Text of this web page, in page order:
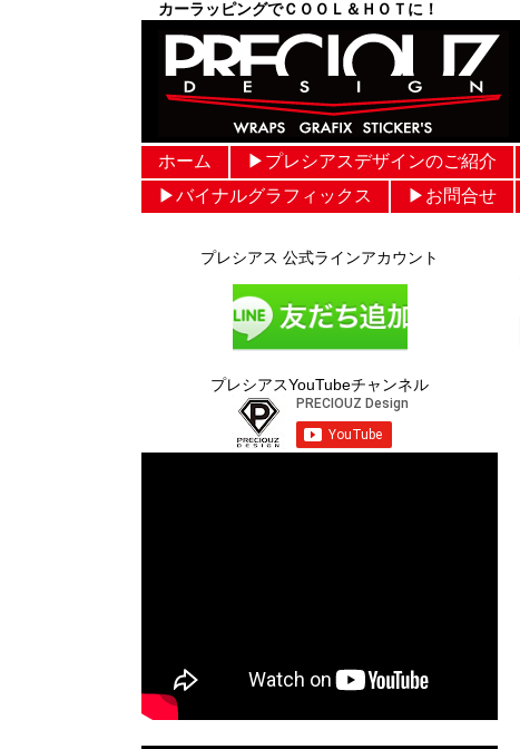
カーラッピングでＣＯＯＬ＆ＨＯＴに！
ホーム ▶︎プレシアスデザインのご紹介
▶︎バイナルグラフィックス
▶︎お問合せ
プレシアス 公式ラインアカウント
プレシアスYouTubeチャンネル